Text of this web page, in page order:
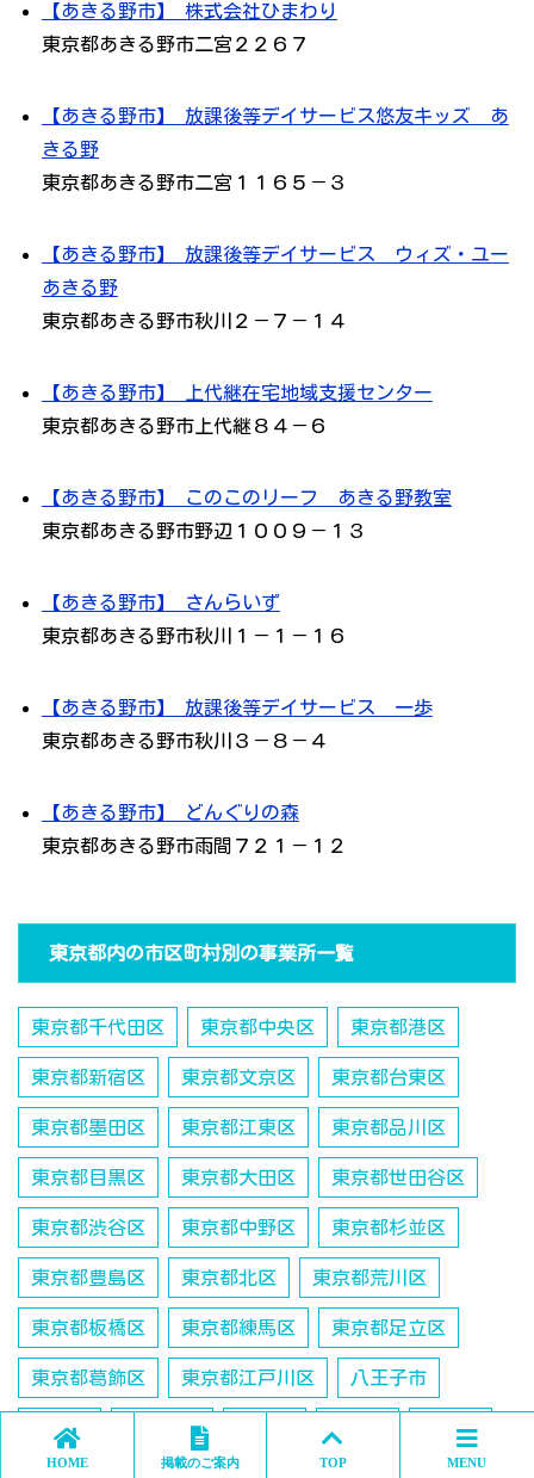
【あきる野市】 株式会社ひまわり
東京都あきる野市二宮２２６７
【あきる野市】 放課後等デイサービス悠友キッズ あ
きる野
東京都あきる野市二宮１１６５－３
【あきる野市】 放課後等デイサービス ウィズ・ユー
あきる野
東京都あきる野市秋川２－７－１４
【あきる野市】 上代継在宅地域支援センター
東京都あきる野市上代継８４－６
【あきる野市】 このこのリーフ あきる野教室
東京都あきる野市野辺１００９－１３
【あきる野市】 さんらいず
東京都あきる野市秋川１－１－１６
【あきる野市】 放課後等デイサービス 一歩
東京都あきる野市秋川３－８－４
【あきる野市】 どんぐりの森
東京都あきる野市雨間７２１－１２
東京都内の市区町村別の事業所一覧
東京都千代田区 東京都中央区 東京都港区
東京都新宿区 東京都文京区 東京都台東区
東京都墨田区 東京都江東区 東京都品川区
東京都目黒区 東京都大田区 東京都世田谷区
東京都渋谷区 東京都中野区 東京都杉並区
東京都豊島区 東京都北区 東京都荒川区
東京都板橋区 東京都練馬区 東京都足立区
東京都葛飾区 東京都江戸川区 八王子市
立川市 武蔵野市 青梅市 府中市
HOME 掲載のご案内 TOP MENU